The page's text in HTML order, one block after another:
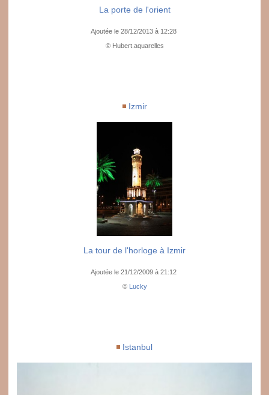
La porte de l'orient
Ajoutée le 28/12/2013 à 12:28
© Hubert.aquarelles
Izmir
La tour de l'horloge à Izmir
Ajoutée le 21/12/2009 à 21:12
©
Lucky
Istanbul